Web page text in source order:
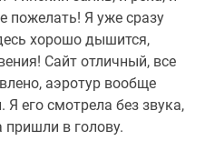
пожелать! Я уже сразу
хорошо дышится,
Сайт отличный, все
аэротур вообще
его смотрела без звука,
пришли в голову.